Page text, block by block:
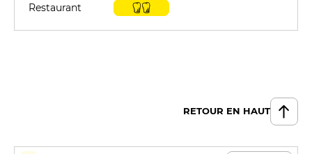
Restaurant
RETOUR EN HAUT